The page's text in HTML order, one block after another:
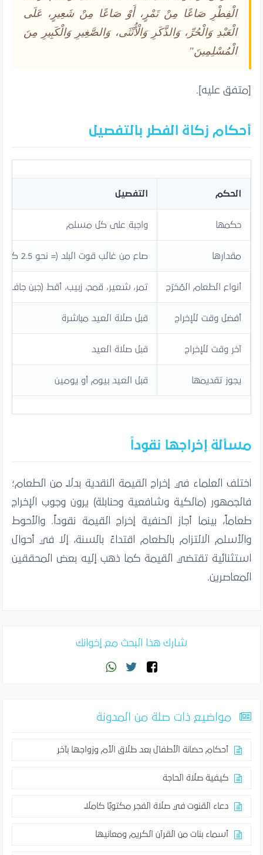
الْفِطْرِ صَاعًا مِنْ تَمْرٍ، أَوْ صَاعًا مِنْ شَعِيرٍ، عَلَى
الْعَبْدِ وَالْحُرِّ، وَالذَّكَرِ وَالْأُنْثَى، وَالصَّغِيرِ وَالْكَبِيرِ مِنَ
الْمُسْلِمِينَ"
[متفق عليه].
أحكام زكاة الفطر بالتفصيل
الحكم التفصيل
حكمها واجبة على كل مسلم
مقدارها صاع من غالب قوت البلد (= نحو 2.5 كجم تقريباً)
أنواع الطعام المُخرَج تمر، شعير، قمح، زبيب، أقط (جبن
أفضل وقت للإخراج قبل صلاة العيد مباشرة
آخر وقت للإخراج قبل صلاة العيد
يجوز تقديمها قبل العيد بيوم أو يومين
مسألة إخراجها نقوداً
اختلف العلماء في إخراج القيمة النقدية بدلاً من الطعام؛
فالجمهور (مالكية وشافعية وحنابلة) يرون وجوب الإخراج
طعاماً، بينما أجاز الحنفية إخراج القيمة نقوداً. والأحوط
والأسلم الالتزام بالطعام اقتداءً بالسنة، إلا في أحوال
استثنائية تقتضي القيمة كما ذهب إليه بعض المحققين
المعاصرين.
شارك هذا البحث مع إخوانك
مواضيع ذات صلة من المدونة
أحكام حضانة الأطفال بعد طلاق الأم وزواجها بآخر
كيفية صلاة الحاجة
دعاء القنوت في صلاة الفجر مكتوبًا كاملًا
أسماء بنات من القرآن الكريم ومعانيها